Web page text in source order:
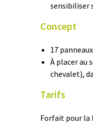
sensibiliser
Concept
17
À placer au
chevalet),
Tarifs
Forfait pour la